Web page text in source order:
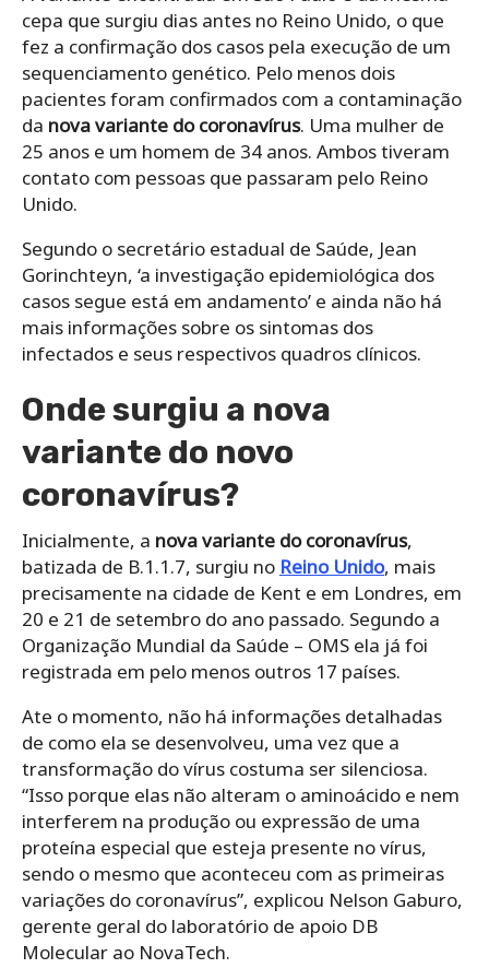
cepa que surgiu dias antes no Reino Unido, o que
fez a confirmação dos casos pela execução de um
sequenciamento genético. Pelo menos dois
pacientes foram confirmados com a contaminação
da nova variante do coronavírus. Uma mulher de
25 anos e um homem de 34 anos. Ambos tiveram
contato com pessoas que passaram pelo Reino
Unido.
Segundo o secretário estadual de Saúde, Jean
Gorinchteyn, ‘a investigação epidemiológica dos
casos segue está em andamento’ e ainda não há
mais informações sobre os sintomas dos
infectados e seus respectivos quadros clínicos.
Onde surgiu a nova
variante do novo
coronavírus?
Inicialmente, a nova variante do coronavírus,
batizada de B.1.1.7, surgiu no Reino Unido, mais
precisamente na cidade de Kent e em Londres, em
20 e 21 de setembro do ano passado. Segundo a
Organização Mundial da Saúde – OMS ela já foi
registrada em pelo menos outros 17 países.
Ate o momento, não há informações detalhadas
de como ela se desenvolveu, uma vez que a
transformação do vírus costuma ser silenciosa.
“Isso porque elas não alteram o aminoácido e nem
interferem na produção ou expressão de uma
proteína especial que esteja presente no vírus,
sendo o mesmo que aconteceu com as primeiras
variações do coronavírus”, explicou Nelson Gaburo,
gerente geral do laboratório de apoio DB
Molecular ao NovaTech.